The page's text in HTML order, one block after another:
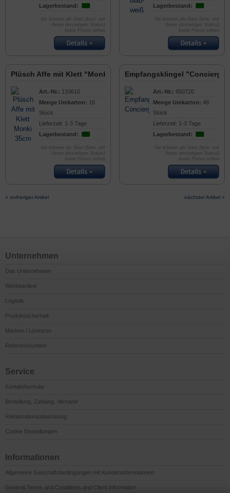
Lagerbestand:
Sie können als Gast (bzw. mit
Ihrem derzeitigen Status)
keine Preise sehen
Lagerbestand:
Sie können als Gast (bzw. mit
Ihrem derzeitigen Status)
keine Preise sehen
Plüsch Affe mit Klett "Monki" 35cm
Art.-Nr.: 133610
Menge Umkarton: 16
Stück
Lieferzeit: 1-3 Tage
Lagerbestand:
Sie können als Gast (bzw. mit
Ihrem derzeitigen Status)
keine Preise sehen
Empfangsklingel "Concierge"
Art.-Nr.: 850720
Menge Umkarton: 48
Stück
Lieferzeit: 1-3 Tage
Lagerbestand:
Sie können als Gast (bzw. mit
Ihrem derzeitigen Status)
keine Preise sehen
« vorheriger Artikel nächster Artikel »
Unternehmen
Das Unternehmen
Werbeartikel
Logistik
Produktsicherheit
Marken / Lizenzen
Referenzkunden
Service
Kontaktformular
Bestellung, Zahlung, Versand
Reklamationsabwicklung
Cookie Einstellungen
Informationen
Allgemeine Geschäftsbedingungen mit Kundeninformationen
General Terms and Conditions and Client Information